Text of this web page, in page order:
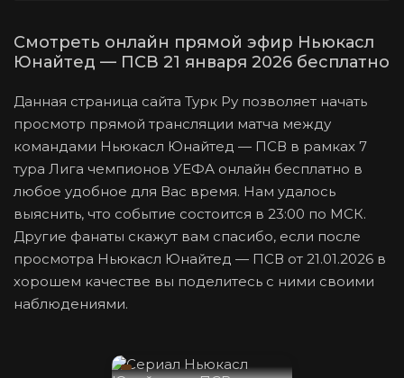
Данная страница сайта Турк Ру позволяет начать
просмотр прямой трансляции матча между
командами Ньюкасл Юнайтед — ПСВ в рамках 7
тура Лига чемпионов УЕФА онлайн бесплатно в
любое удобное для Вас время. Нам удалось
выяснить, что событие состоится в 23:00 по МСК.
Другие фанаты скажут вам спасибо, если после
просмотра Ньюкасл Юнайтед — ПСВ от 21.01.2026 в
хорошем качестве вы поделитесь с ними своими
наблюдениями.
Смотреть онлайн прямой эфир Ньюкасл
Юнайтед — ПСВ 21 января 2026 бесплатно